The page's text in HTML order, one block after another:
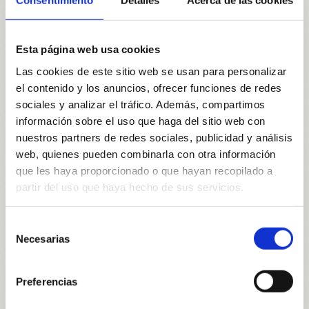
Esta página web usa cookies
Las cookies de este sitio web se usan para personalizar
el contenido y los anuncios, ofrecer funciones de redes
sociales y analizar el tráfico. Además, compartimos
información sobre el uso que haga del sitio web con
nuestros partners de redes sociales, publicidad y análisis
web, quienes pueden combinarla con otra información
que les haya proporcionado o que hayan recopilado a
partir del uso que haya hecho de sus servicios.
Necesarias
Preferencias
En el caso de las donaciones recurrentes, los
donantes podrán cancelar la suscripción cuando lo
con un preaviso de 30 días anteriores a la fecha de
cobro utilizando el siguiente formulario
bancodealimentosvalencia.fillout.com/cancelar-
donacion. Una vez recibida su solicitud,
confirmaremos su email y procederemos a anular el
siguiente cargo.
6. EMISIÓN DE
JUSTIFICANTES
donaciones de aquellas cantidades que hayan sido
será inmediata. El Banco de Alimentos emitirá un
certificado único que será elaborado en los 3 meses